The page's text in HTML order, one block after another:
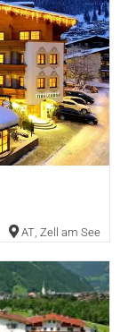
AT, Zell am See